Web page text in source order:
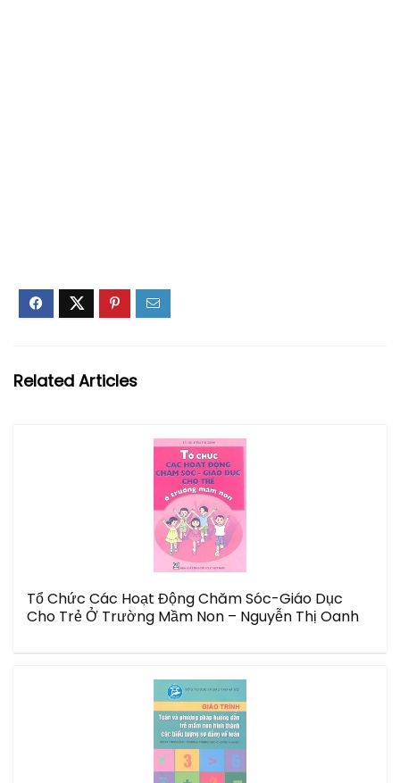
Related Articles
Tổ Chức Các Hoạt Động Chăm Sóc-Giáo Dục
Cho Trẻ Ở Trường Mầm Non – Nguyễn Thị Oanh